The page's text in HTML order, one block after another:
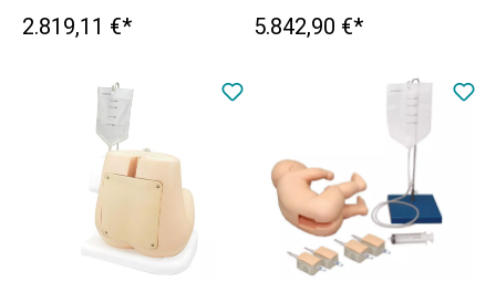
2.819,11 €* 5.842,90 €*